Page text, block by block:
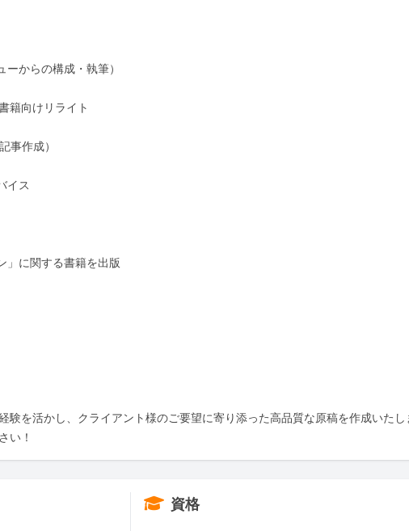
ーからの構成・執筆）
籍向けリライト
事作成）
イス
」に関する書籍を出版
験を活かし、クライアント様のご要望に寄り添った高品質な原稿を作成いたし
い！
資格